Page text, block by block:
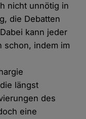
nicht unnötig in
die Debatten
kann jeder
schon, indem im
die längst
des
eine